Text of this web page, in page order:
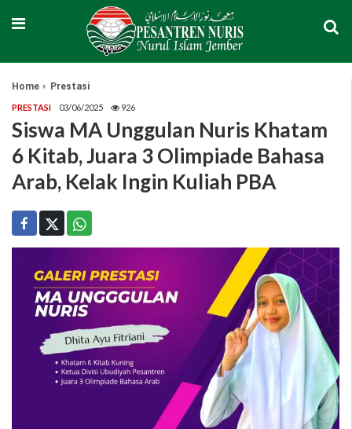
Home Prestasi
PRESTASI 03/06/2025 926
Siswa MA Unggulan Nuris Khatam
6 Kitab, Juara 3 Olimpiade Bahasa
Arab, Kelak Ingin Kuliah PBA